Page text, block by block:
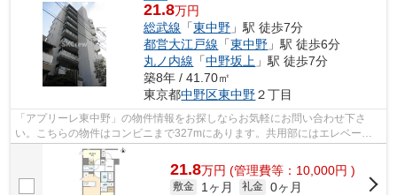
21.8万円
総武線 「東中野 」駅 徒歩7分
都営大江戸線 「東中野 」駅 徒歩6分
丸ノ内線 「中野坂上 」駅 徒歩7分
築8年 / 41.70㎡
東京都中野区東中野２丁目
「アプリーレ東中野」の物件情報をお探しならお気軽にお問い合わせ下さ
い。こちらの物件はコンビニまで327mにあります。共用部にはエレベー
タ・敷地内ごみ置き場など様々な設備やサー...
21.8万円 (管理費等：10,000円 )
敷金 1ヶ月 礼金 0ヶ月